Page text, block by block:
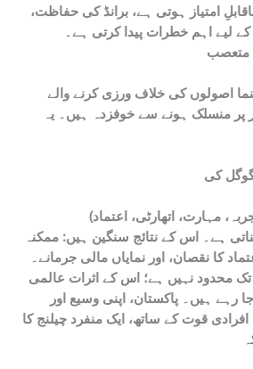
امتیاز ہوتی ہے، برانڈ کی حفاظت،
کے لیے اہم خطرات پیدا کرتی ہے۔
متعصب
اصولوں کی خلاف ورزی کرنے والے
پر منسلک ہونے سے خوفزدہ ہیں۔ یہ
گوگل کی
ہے۔ اس کے نتائج سنگین ہیں: ممکنہ
کا نقصان، اور نمایاں مالی جرمانے۔
محدود نہیں ہے؛ اس کے اثرات عالمی
ہیں۔ پاکستان، اپنی وسیع اور
قوت کے ساتھ، ایک منفرد چیلنج کا